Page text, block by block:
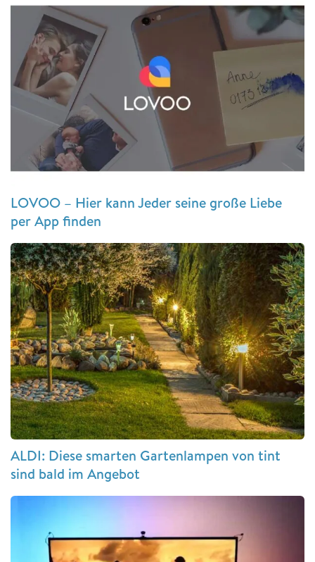
LOVOO – Hier kann Jeder seine große Liebe
per App finden
ALDI: Diese smarten Gartenlampen von tint
sind bald im Angebot